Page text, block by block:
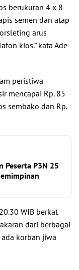
berukuran 4 x 8
semen dan atap
arus
kios.” kata Ade
peristiwa
mencapai Rp. 85
sembako dan Rp.
Peserta P3N 25
WIB berkat
dari berbagai
korban jiwa